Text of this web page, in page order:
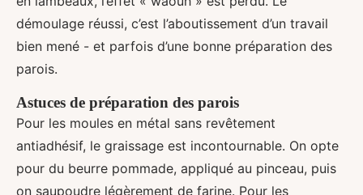
démoulage réussi, c’est l’aboutissement d’un travail
bien mené - et parfois d’une bonne préparation des
parois.
Astuces de préparation des parois
Pour les moules en métal sans revêtement
antiadhésif, le graissage est incontournable. On opte
pour du beurre pommade, appliqué au pinceau, puis
on saupoudre légèrement de farine. Pour les